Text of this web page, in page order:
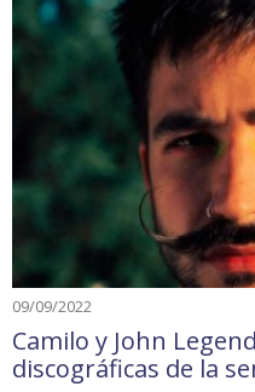
09/09/2022
Camilo y John
discográficas de la